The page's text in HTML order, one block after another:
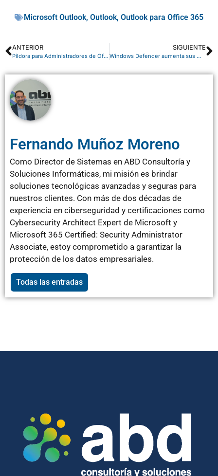
Microsoft Outlook, Outlook, Outlook para Office 365
ANTERIOR
Píldora para Administradores de Office 365: Servicios y Complementos
SIGUIENTE
Windows Defender aumenta sus medidas de seguridad
Fernando Muñoz Moreno
Como Director de Sistemas en ABD Consultoría y
Soluciones Informáticas, mi misión es brindar
soluciones tecnológicas avanzadas y seguras para
nuestros clientes. Con más de dos décadas de
experiencia en ciberseguridad y certificaciones como
Cybersecurity Architect Expert de Microsoft y
Microsoft 365 Certified: Security Administrator
Associate, estoy comprometido a garantizar la
protección de los datos empresariales.
Todas las entradas